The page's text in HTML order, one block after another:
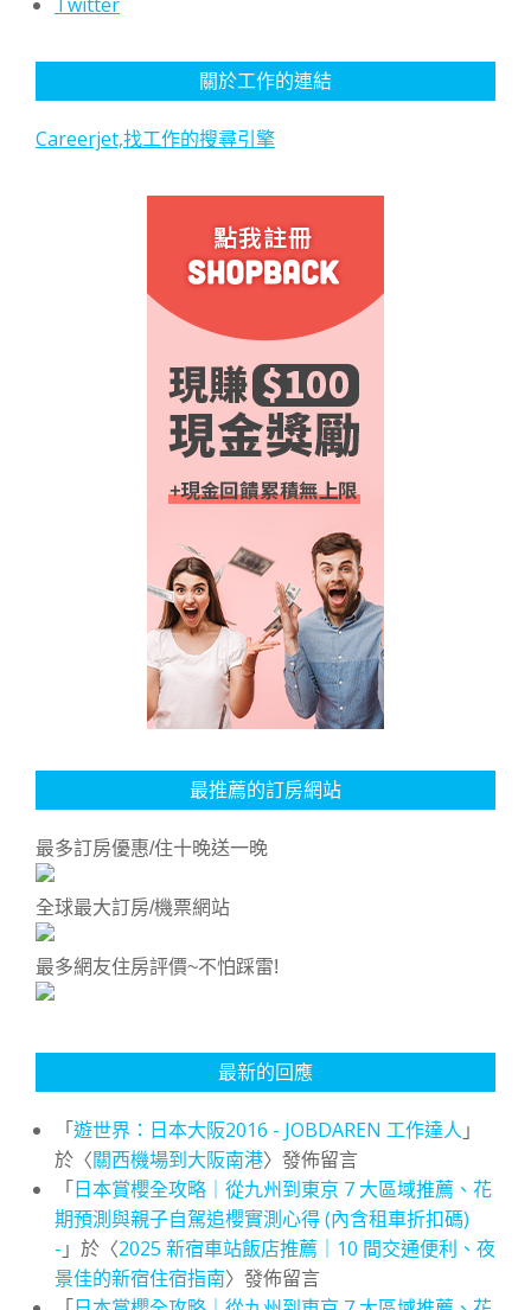
關於工作的連結
Careerjet,找工作的搜尋引擎
最推薦的訂房網站
最多訂房優惠/住十晚送一晚
全球最大訂房/機票網站
最多網友住房評價~不怕踩雷!
最新的回應
「遊世界：日本大阪2016 - JOBDAREN 工作達人 」
於〈關西機場到大阪南港〉發佈留言
「日本賞櫻全攻略｜從九州到東京 7 大區域推薦、花
期預測與親子自駕追櫻實測心得 (內含租車折扣碼)
- 」於〈2025 新宿車站飯店推薦｜10 間交通便利、夜
景佳的新宿住宿指南〉發佈留言